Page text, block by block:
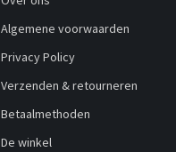
Algemene voorwaarden
Privacy Policy
Verzenden & retourneren
Betaalmethoden
De winkel